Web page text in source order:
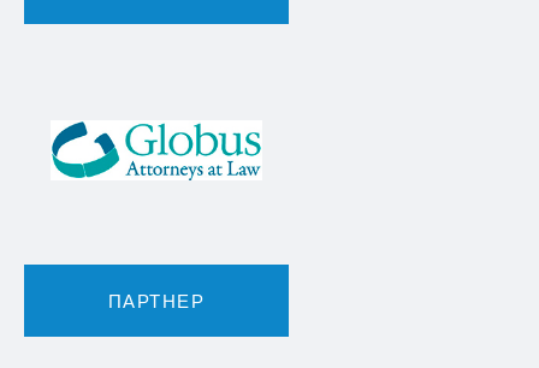
ПАРТНЕР